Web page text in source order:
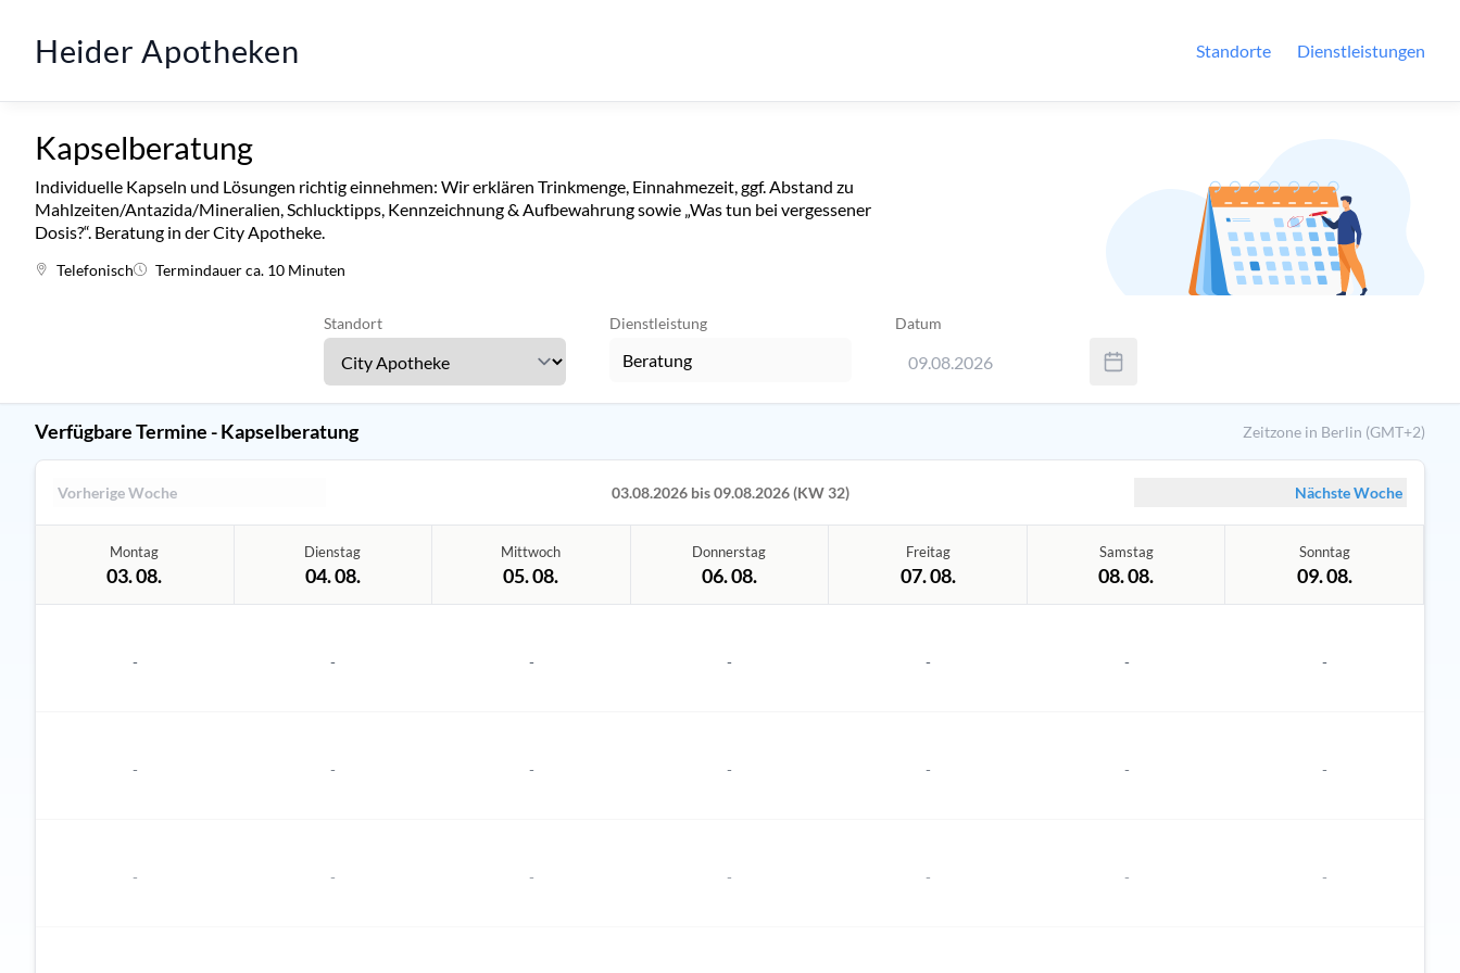
Heider Apotheken Standorte Dienstleistungen
Kapselberatung
Individuelle Kapseln und Lösungen richtig einnehmen: Wir erklären Trinkmenge, Einnahmezeit, ggf. Abstand zu
Mahlzeiten/Antazida/Mineralien, Schlucktipps, Kennzeichnung & Aufbewahrung sowie „Was tun bei vergessener
Dosis?“. Beratung in der City Apotheke.
Telefonisch Termindauer ca. 10 Minuten
Standort Dienstleistung Datum
09.08.2026
Verfügbare Termine - Kapselberatung Zeitzone in Berlin (GMT+2)
Vorherige Woche 03.08.2026 bis 09.08.2026 (KW 32) Nächste Woche
Montag
03. 08.
Dienstag
04. 08.
Mittwoch
05. 08.
Donnerstag
06. 08.
Freitag
07. 08.
Samstag
08. 08.
Sonntag
09. 08.
- - - - - - -
- - - - - - -
- - - - - - -